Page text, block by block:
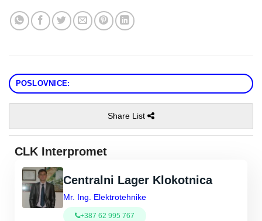
POSLOVNICE:
Share List
CLK Interpromet
Centralni Lager Klokotnica
Mr. Ing. Elektrotehnike
+387 62 995 767